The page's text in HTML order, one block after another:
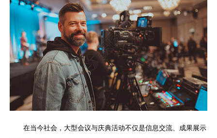
在当今社会，大型会议与庆典活动不仅是信息交流、成果展示